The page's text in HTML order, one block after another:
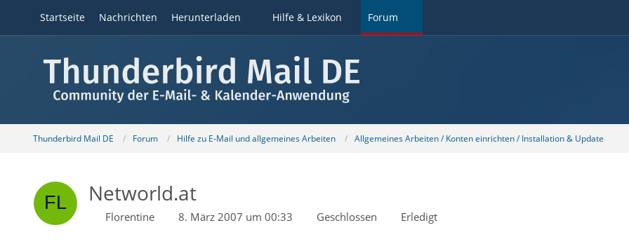
Startseite Nachrichten Herunterladen Hilfe & Lexikon Forum
Thunderbird Mail DE Forum Hilfe zu E-Mail und allgemeines Arbeiten Allgemeines Arbeiten / Konten einrichten / Installation & Update
Networld.at
Florentine 8. März 2007 um 00:33 Geschlossen Erledigt